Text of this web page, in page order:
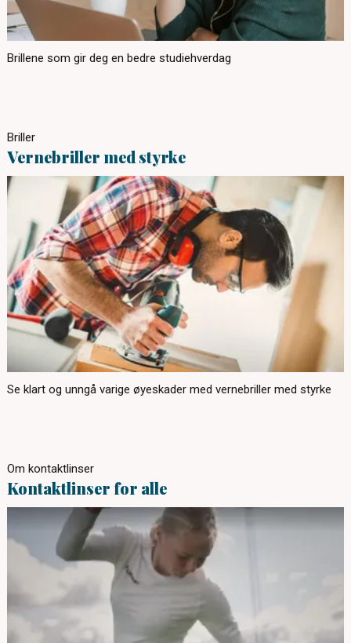
Brillene som gir deg en bedre studiehverdag
Briller
Vernebriller med styrke
Se klart og unngå varige øyeskader med vernebriller med styrke
Om kontaktlinser
Kontaktlinser for alle